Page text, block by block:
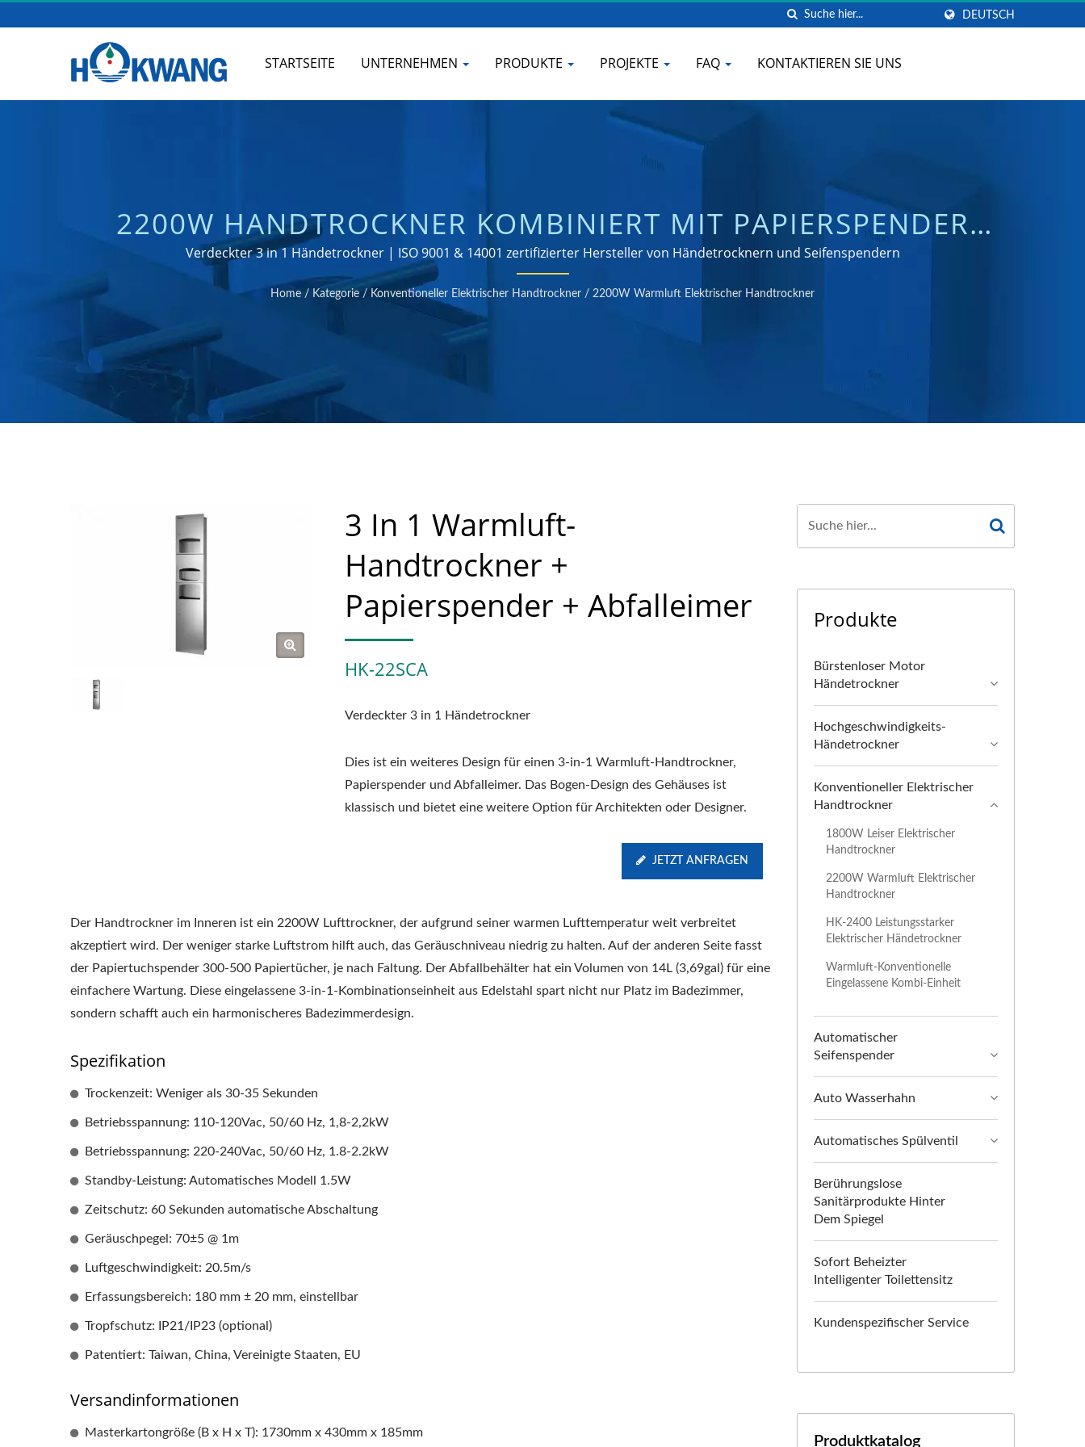
DEUTSCH
STARTSEITE UNTERNEHMEN PRODUKTE PROJEKTE FAQ KONTAKTIEREN SIE UNS
2200W HANDTROCKNER KOMBINIERT MIT PAPIERSPENDER
UND ABFALLEIMER, GEHÄUSE AUS SATINIERTER EDELSTAHL. |
KÜCHEN- UND BADEZIMMER-WASSERHAHN-HERSTELLER |
HOKWANG
Verdeckter 3 in 1 Händetrockner | ISO 9001 & 14001 zertifizierter Hersteller von Händetrocknern und Seifenspendern
Home / Kategorie / Konventioneller Elektrischer Handtrockner / 2200W Warmluft Elektrischer Handtrockner
3 In 1 Warmluft-
Handtrockner +
Papierspender + Abfalleimer
HK-22SCA
Verdeckter 3 in 1 Händetrockner
Dies ist ein weiteres Design für einen 3-in-1 Warmluft-Handtrockner,
Papierspender und Abfalleimer. Das Bogen-Design des Gehäuses ist
klassisch und bietet eine weitere Option für Architekten oder Designer.
JETZT ANFRAGEN
Der Handtrockner im Inneren ist ein 2200W Lufttrockner, der aufgrund seiner warmen Lufttemperatur weit verbreitet
akzeptiert wird. Der weniger starke Luftstrom hilft auch, das Geräuschniveau niedrig zu halten. Auf der anderen Seite fasst
der Papiertuchspender 300-500 Papiertücher, je nach Faltung. Der Abfallbehälter hat ein Volumen von 14L (3,69gal) für eine
einfachere Wartung. Diese eingelassene 3-in-1-Kombinationseinheit aus Edelstahl spart nicht nur Platz im Badezimmer,
sondern schafft auch ein harmonischeres Badezimmerdesign.
Spezifikation
Trockenzeit: Weniger als 30-35 Sekunden
Betriebsspannung: 110-120Vac, 50/60 Hz, 1,8-2,2kW
Betriebsspannung: 220-240Vac, 50/60 Hz, 1.8-2.2kW
Standby-Leistung: Automatisches Modell 1.5W
Zeitschutz: 60 Sekunden automatische Abschaltung
Geräuschpegel: 70±5 @ 1m
Luftgeschwindigkeit: 20.5m/s
Erfassungsbereich: 180 mm ± 20 mm, einstellbar
Tropfschutz: IP21/IP23 (optional)
Patentiert: Taiwan, China, Vereinigte Staaten, EU
Versandinformationen
Masterkartongröße (B x H x T): 1730mm x 430mm x 185mm
Produkte
Bürstenloser Motor
Händetrockner
Hochgeschwindigkeits-
Händetrockner
Konventioneller Elektrischer
Handtrockner
1800W Leiser Elektrischer
Handtrockner
2200W Warmluft Elektrischer
Handtrockner
HK-2400 Leistungsstarker
Elektrischer Händetrockner
Warmluft-Konventionelle
Eingelassene Kombi-Einheit
Automatischer
Seifenspender
Auto Wasserhahn
Automatisches Spülventil
Berührungslose
Sanitärprodukte Hinter
Dem Spiegel
Sofort Beheizter
Intelligenter Toilettensitz
Kundenspezifischer Service
Produktkatalog